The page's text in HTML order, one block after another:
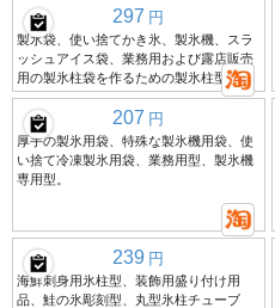
297 円
製氷袋、使い捨てかき氷、製氷機、スラ
ッシュアイス袋、業務用および露店販売
用の製氷柱袋を作るための製氷柱型。
207 円
厚手の製氷用袋、特殊な製氷機用袋、使
い捨て冷凍製氷用袋、業務用型、製氷機
専用型。
239 円
海鮮刺身用氷柱型、装飾用盛り付け用
品、鮭の氷彫刻型、丸型氷柱チューブ